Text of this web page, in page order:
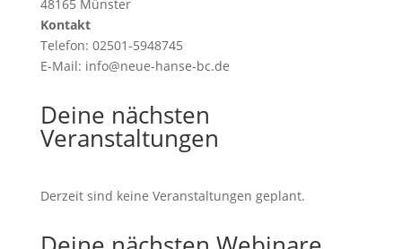
48165 Münster
Kontakt
Telefon: 02501-5948745
E-Mail: info@neue-hanse-bc.de
Deine nächsten
Veranstaltungen
Derzeit sind keine Veranstaltungen geplant.